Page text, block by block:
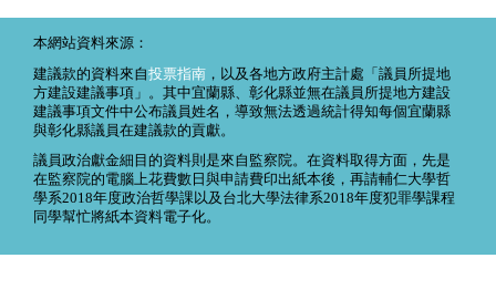
本網站資料來源：
建議款的資料來自投票指南 ，以及各地方政府主計處「議員所提地
方建設建議事項」。其中宜蘭縣、彰化縣並無在議員所提地方建設
建議事項文件中公布議員姓名，導致無法透過統計得知每個宜蘭縣
與彰化縣議員在建議款的貢獻。
議員政治獻金細目的資料則是來自監察院。在資料取得方面，先是
在監察院的電腦上花費數日與申請費印出紙本後，再請輔仁大學哲
學系2018年度政治哲學課以及台北大學法律系2018年度犯罪學課程
同學幫忙將紙本資料電子化。